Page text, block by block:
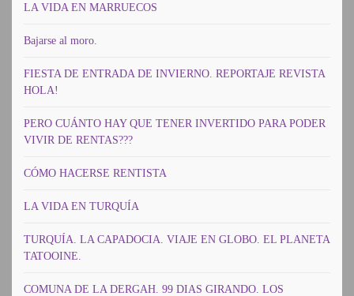
LA VIDA EN MARRUECOS
Bajarse al moro.
FIESTA DE ENTRADA DE INVIERNO. REPORTAJE REVISTA
HOLA!
PERO CUÁNTO HAY QUE TENER INVERTIDO PARA PODER
VIVIR DE RENTAS???
CÓMO HACERSE RENTISTA
LA VIDA EN TURQUÍA
TURQUÍA. LA CAPADOCIA. VIAJE EN GLOBO. EL PLANETA
TATOOINE.
COMUNA DE LA DERGAH. 99 DIAS GIRANDO. LOS